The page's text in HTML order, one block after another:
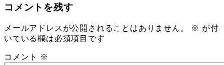
コメントを残す
メールアドレスが公開されることはありません。 ※ が付
いている欄は必須項目です
コメント ※